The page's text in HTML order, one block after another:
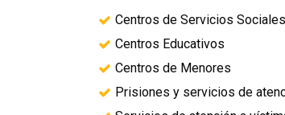
Centros de Servicios
Centros Educativos
Centros de Menores
Prisiones y servicios de